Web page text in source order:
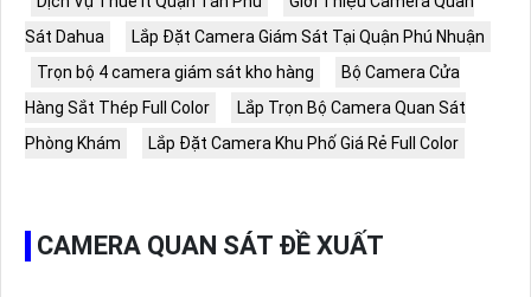
Sát Dahua
Lắp Đặt Camera Giám Sát Tại Quận Phú Nhuận
Trọn bộ 4 camera giám sát kho hàng
Bộ Camera Cửa
Hàng Sắt Thép Full Color
Lắp Trọn Bộ Camera Quan Sát
Phòng Khám
Lắp Đặt Camera Khu Phố Giá Rẻ Full Color
CAMERA QUAN SÁT ĐỀ XUẤT